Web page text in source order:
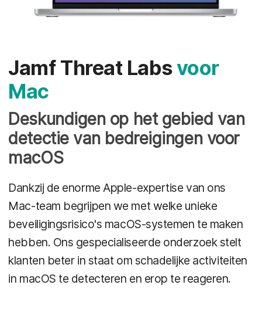
Jamf Threat Labsvoor
Mac
Deskundigen op het gebied van
detectie van bedreigingen voor
macOS
Dankzij de enorme Apple-expertise van ons
Mac-team begrijpen we met welke unieke
beveiligingsrisico's macOS-systemen te maken
hebben. Ons gespecialiseerde onderzoek stelt
klanten beter in staat om schadelijke activiteiten
in macOS te detecteren en erop te reageren.